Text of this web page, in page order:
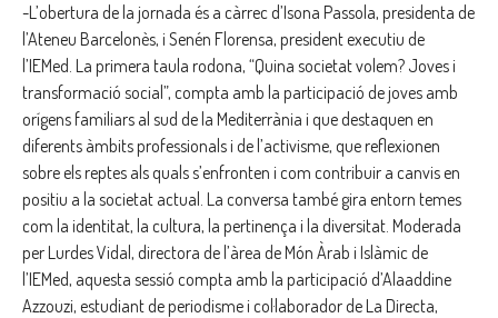
-L’obertura de la jornada és a càrrec d’Isona Passola, presidenta de
l’Ateneu Barcelonès, i Senén Florensa, president executiu de
l’IEMed. La primera taula rodona, “Quina societat volem? Joves i
transformació social”, compta amb la participació de joves amb
orígens familiars al sud de la Mediterrània i que destaquen en
diferents àmbits professionals i de l’activisme, que reflexionen
sobre els reptes als quals s’enfronten i com contribuir a canvis en
positiu a la societat actual. La conversa també gira entorn temes
com la identitat, la cultura, la pertinença i la diversitat. Moderada
per Lurdes Vidal, directora de l’àrea de Món Àrab i Islàmic de
l’IEMed, aquesta sessió compta amb la participació d’Alaaddine
Azzouzi, estudiant de periodisme i col·laborador de La Directa,